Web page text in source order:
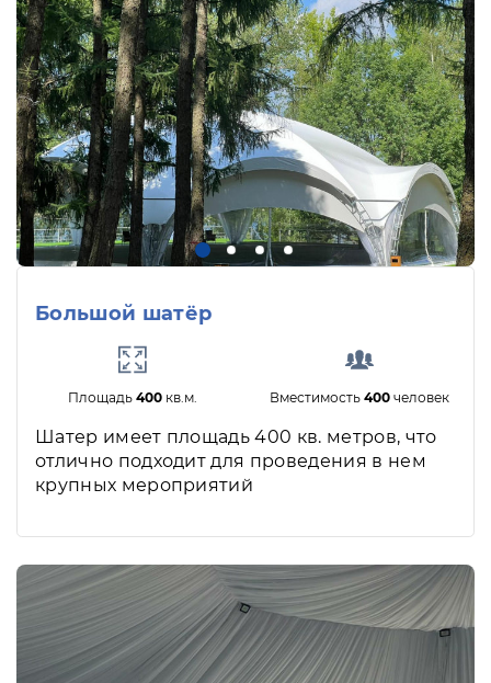
Большой шатёр
Площадь 400кв.м. Вместимость400 человек
Шатер имеет площадь 400 кв. метров, что
отлично подходит для проведения в нем
крупных мероприятий